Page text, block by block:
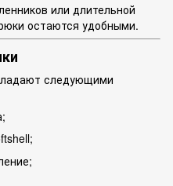
или длительной
остаются удобными.
следующими